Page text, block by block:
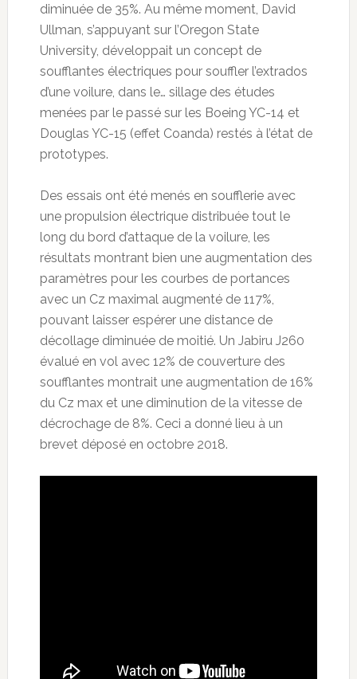
diminuée de 35%. Au même moment, David
Ullman, s’appuyant sur l’Oregon State
University, développait un concept de
soufflantes électriques pour souffler l’extrados
d’une voilure, dans le… sillage des études
menées par le passé sur les Boeing YC-14 et
Douglas YC-15 (effet Coanda) restés à l’état de
prototypes.
Des essais ont été menés en soufflerie avec
une propulsion électrique distribuée tout le
long du bord d’attaque de la voilure, les
résultats montrant bien une augmentation des
paramètres pour les courbes de portances
avec un Cz maximal augmenté de 117%,
pouvant laisser espérer une distance de
décollage diminuée de moitié. Un Jabiru J260
évalué en vol avec 12% de couverture des
soufflantes montrait une augmentation de 16%
du Cz max et une diminution de la vitesse de
décrochage de 8%. Ceci a donné lieu à un
brevet déposé en octobre 2018.